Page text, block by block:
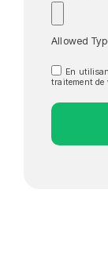
Allowed
En
traitement de